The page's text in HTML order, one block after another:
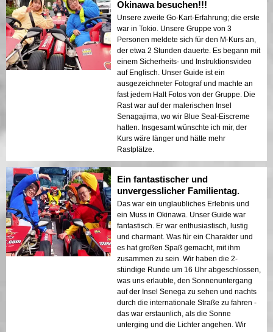
Okinawa besuchen!!!
Unsere zweite Go-Kart-Erfahrung; die erste
war in Tokio. Unsere Gruppe von 3
Personen meldete sich für den M-Kurs an,
der etwa 2 Stunden dauerte. Es begann mit
einem Sicherheits- und Instruktionsvideo
auf Englisch. Unser Guide ist ein
ausgezeichneter Fotograf und machte an
fast jedem Halt Fotos von der Gruppe. Die
Rast war auf der malerischen Insel
Senagajima, wo wir Blue Seal-Eiscreme
hatten. Insgesamt wünschte ich mir, der
Kurs wäre länger und hätte mehr
Rastplätze.
Ein fantastischer und
unvergesslicher Familientag.
Das war ein unglaubliches Erlebnis und
ein Muss in Okinawa. Unser Guide war
fantastisch. Er war enthusiastisch, lustig
und charmant. Was für ein Charakter und
es hat großen Spaß gemacht, mit ihm
zusammen zu sein. Wir haben die 2-
stündige Runde um 16 Uhr abgeschlossen,
was uns erlaubte, den Sonnenuntergang
auf der Insel Senega zu sehen und nachts
durch die internationale Straße zu fahren -
das war erstaunlich, als die Sonne
unterging und die Lichter angehen. Wir